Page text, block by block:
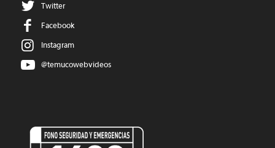
Twitter
Facebook
Instagram
@temucowebvideos